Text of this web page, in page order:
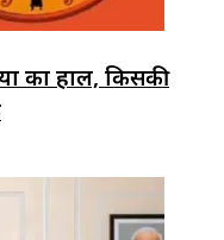
का हाल, किसकी